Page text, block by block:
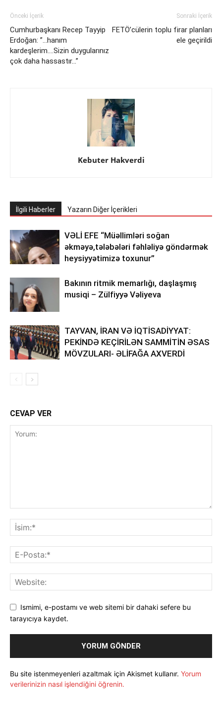
Önceki İçerik
Cumhurbaşkanı Recep Tayyip
Erdoğan: ”…hanım
kardeşlerim….Sizin duygularınız
çok daha hassastır…”
Sonraki İçerik
FETÖ’cülerin toplu firar planları
ele geçirildi
Kebuter Hakverdi
İlgili Haberler Yazarın Diğer İçerikleri
VƏLİ EFE “Müəllimləri soğan
əkməyə,tələbələri fəhləliyə göndərmək
heysiyyətimizə toxunur”
Bakının ritmik memarlığı, daşlaşmış
musiqi – Zülfiyyə Vəliyeva
TAYVAN, İRAN VƏ İQTİSADİYYAT:
PEKİNDƏ KEÇİRİLƏN SAMMİTİN ƏSAS
MÖVZULARI- ƏLİFAĞA AXVERDİ
CEVAP VER
Ismimi, e-postamı ve web sitemi bir dahaki sefere bu
tarayıcıya kaydet.
Bu site istenmeyenleri azaltmak için Akismet kullanır. Yorum
verilerinizin nasıl işlendiğini öğrenin.